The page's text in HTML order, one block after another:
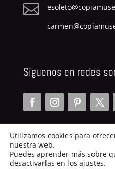

Síguenos en redes
Utilizamos cookies para
nuestra web.
Puedes aprender más sobre
desactivarlas en los ajustes.